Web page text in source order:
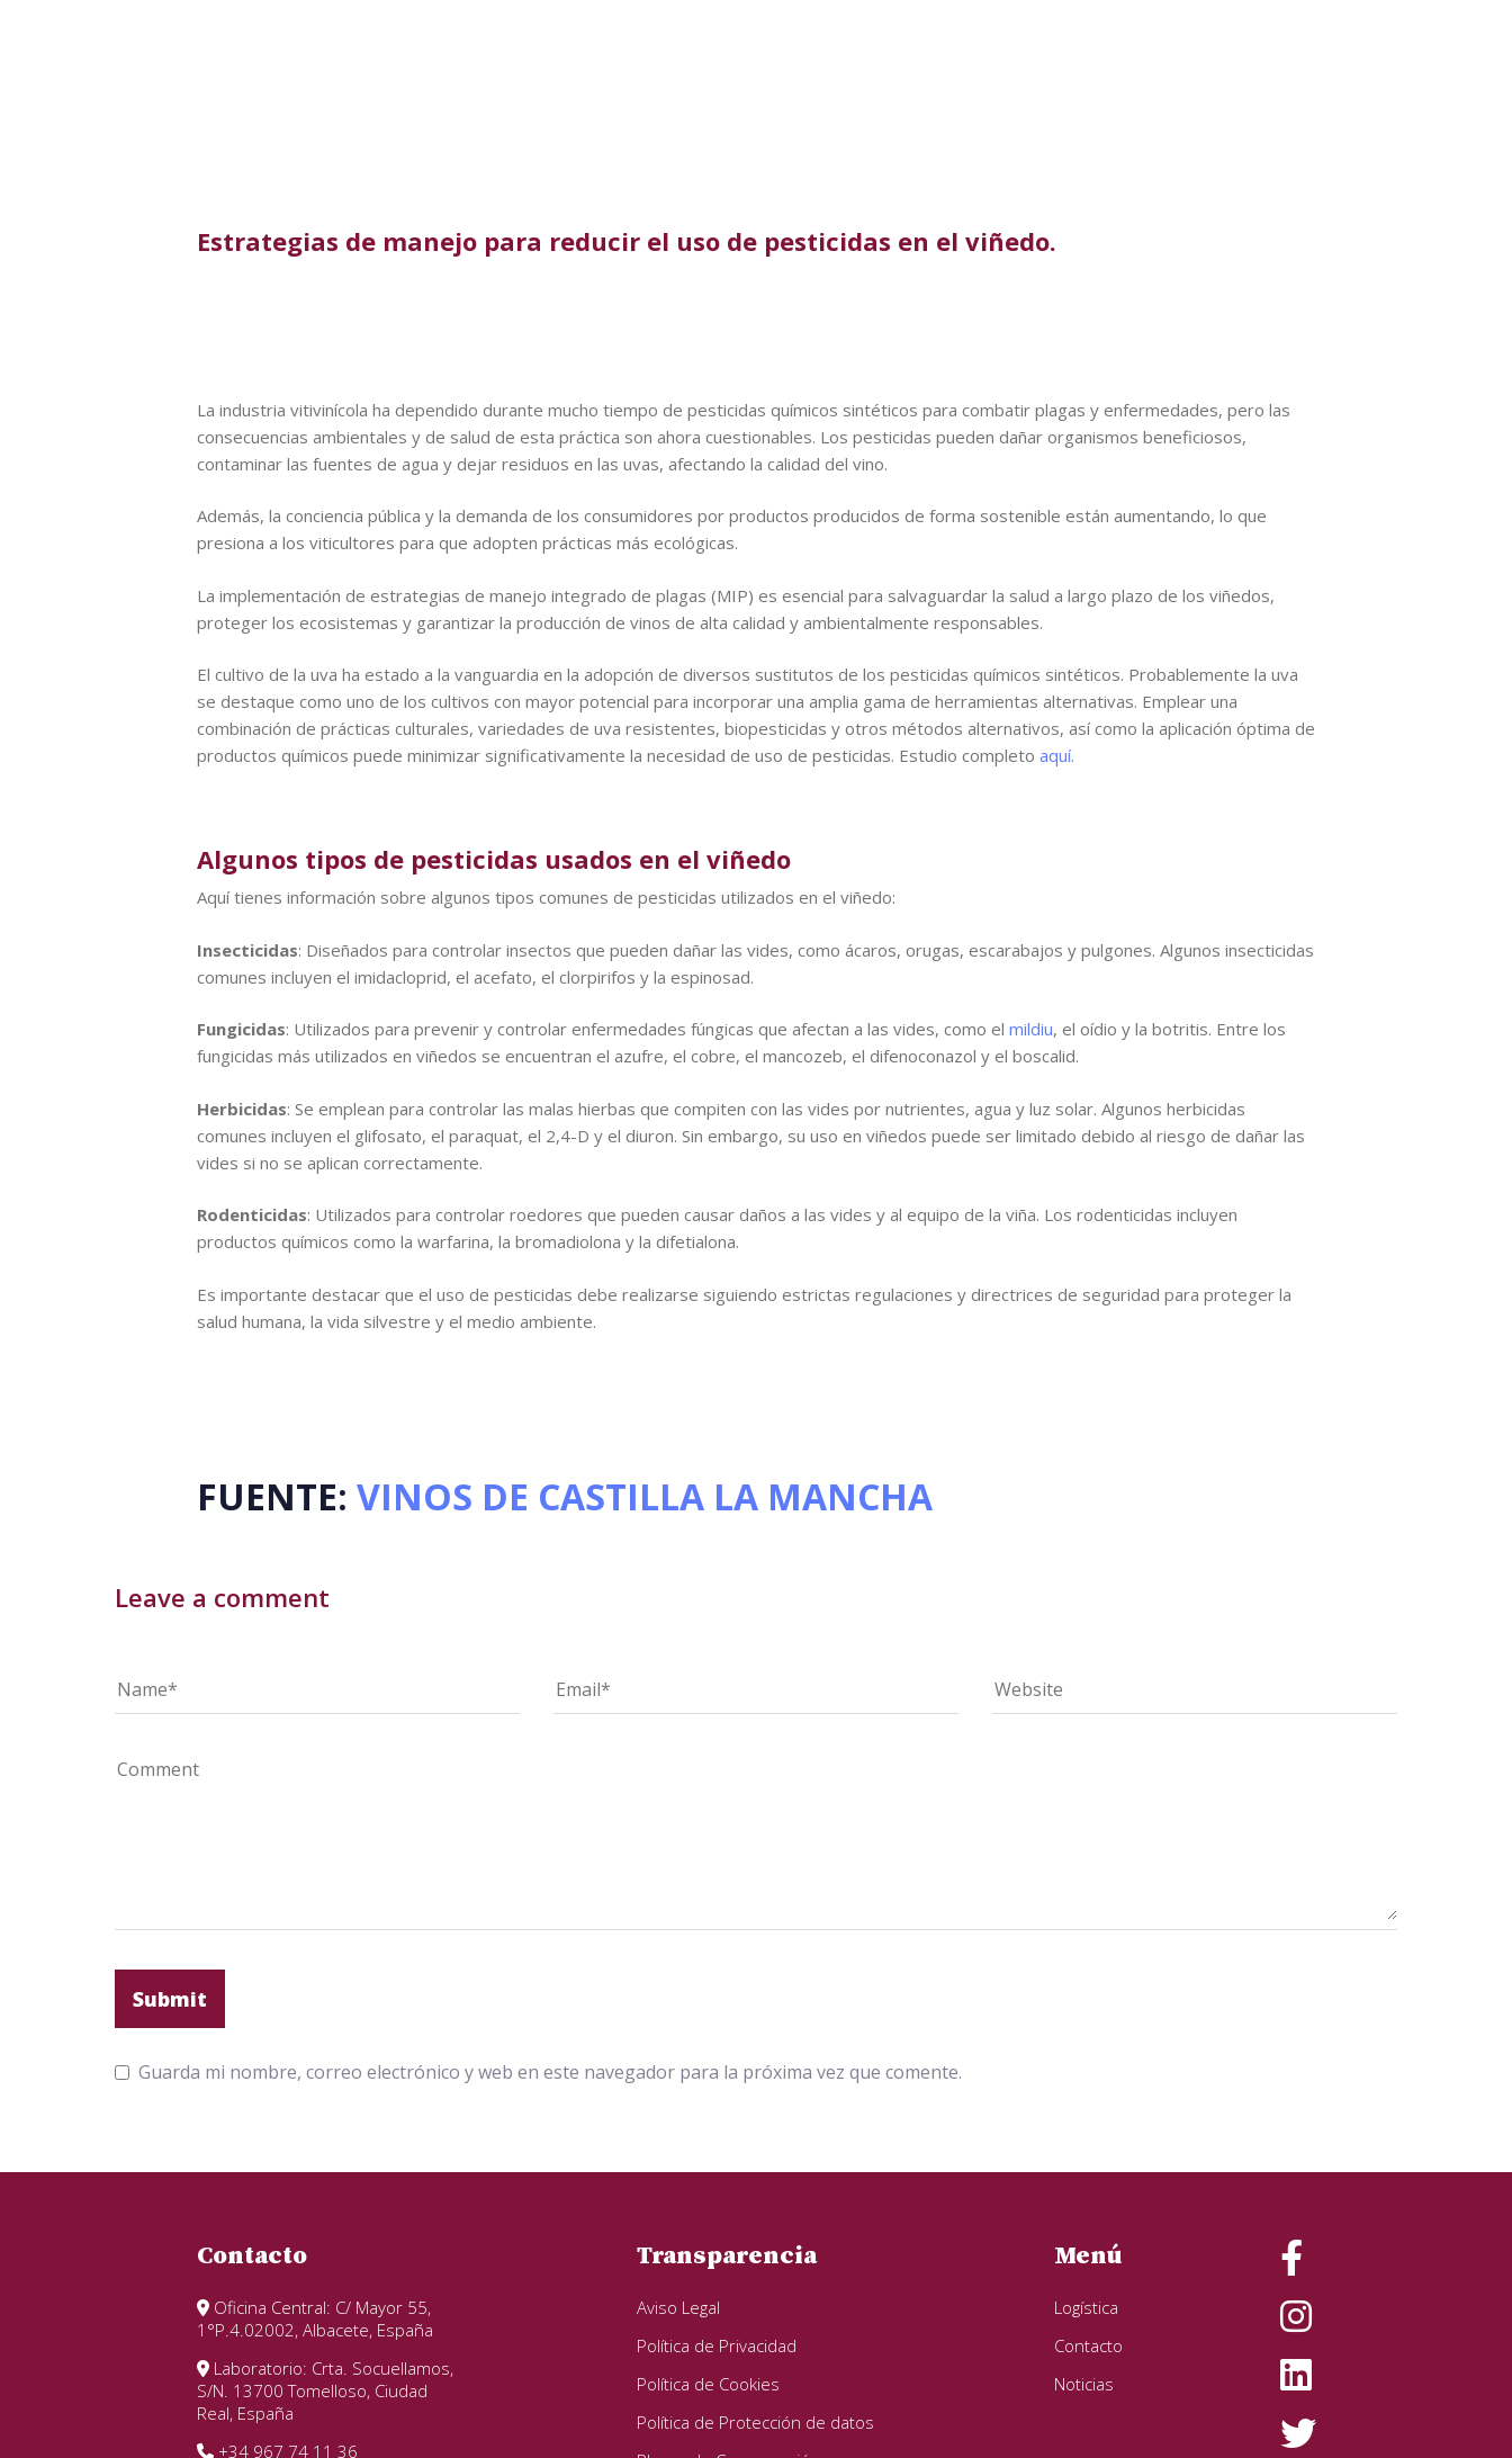
Estrategias de manejo para reducir el uso de pesticidas en el viñedo.
La industria vitivinícola ha dependido durante mucho tiempo de pesticidas químicos sintéticos para combatir plagas y enfermedades, pero las
consecuencias ambientales y de salud de esta práctica son ahora cuestionables. Los pesticidas pueden dañar organismos beneficiosos,
contaminar las fuentes de agua y dejar residuos en las uvas, afectando la calidad del vino.
Además, la conciencia pública y la demanda de los consumidores por productos producidos de forma sostenible están aumentando, lo que
presiona a los viticultores para que adopten prácticas más ecológicas.
La implementación de estrategias de manejo integrado de plagas (MIP) es esencial para salvaguardar la salud a largo plazo de los viñedos,
proteger los ecosistemas y garantizar la producción de vinos de alta calidad y ambientalmente responsables.
El cultivo de la uva ha estado a la vanguardia en la adopción de diversos sustitutos de los pesticidas químicos sintéticos. Probablemente la uva
se destaque como uno de los cultivos con mayor potencial para incorporar una amplia gama de herramientas alternativas. Emplear una
combinación de prácticas culturales, variedades de uva resistentes, biopesticidas y otros métodos alternativos, así como la aplicación óptima de
productos químicos puede minimizar significativamente la necesidad de uso de pesticidas. Estudio completo aquí.
Algunos tipos de pesticidas usados en el viñedo
Aquí tienes información sobre algunos tipos comunes de pesticidas utilizados en el viñedo:
Insecticidas: Diseñados para controlar insectos que pueden dañar las vides, como ácaros, orugas, escarabajos y pulgones. Algunos insecticidas
comunes incluyen el imidacloprid, el acefato, el clorpirifos y la espinosad.
Fungicidas: Utilizados para prevenir y controlar enfermedades fúngicas que afectan a las vides, como el mildiu, el oídio y la botritis. Entre los
fungicidas más utilizados en viñedos se encuentran el azufre, el cobre, el mancozeb, el difenoconazol y el boscalid.
Herbicidas: Se emplean para controlar las malas hierbas que compiten con las vides por nutrientes, agua y luz solar. Algunos herbicidas
comunes incluyen el glifosato, el paraquat, el 2,4-D y el diuron. Sin embargo, su uso en viñedos puede ser limitado debido al riesgo de dañar las
vides si no se aplican correctamente.
Rodenticidas: Utilizados para controlar roedores que pueden causar daños a las vides y al equipo de la viña. Los rodenticidas incluyen
productos químicos como la warfarina, la bromadiolona y la difetialona.
Es importante destacar que el uso de pesticidas debe realizarse siguiendo estrictas regulaciones y directrices de seguridad para proteger la
salud humana, la vida silvestre y el medio ambiente.
FUENTE: VINOS DE CASTILLA LA MANCHA
Leave a comment
Guarda mi nombre, correo electrónico y web en este navegador para la próxima vez que comente.
Contacto
Oficina Central: C/ Mayor 55,
1°P.4.02002, Albacete, España
Laboratorio: Crta. Socuellamos,
S/N. 13700 Tomelloso, Ciudad
Real, España
+34 967 74 11 36
Transparencia
Aviso Legal
Política de Privacidad
Política de Cookies
Política de Protección de datos
Menú
Logística
Contacto
Noticias